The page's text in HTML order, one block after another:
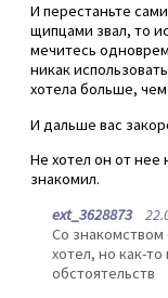
И перестаньте
щипцами звал, то
мечитесь
никак
хотела больше,
И дальше вас
Не хотел он от нее
знакомил.
ext_3628873
Со
хотел, но как-
обстоятельств